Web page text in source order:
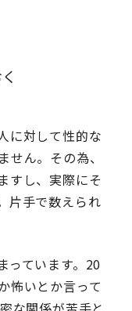
に対して性的な
ん。その為、
すし、実際にそ
片手で数えられ
っています。20
怖いとか言って